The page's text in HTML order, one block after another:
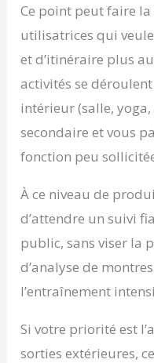
Ce point peut faire
utilisatrices qui
et d’itinéraire plus
activités se
intérieur (salle,
secondaire et vous
fonction peu
À ce niveau de
d’attendre un suivi
public, sans viser la
d’analyse de
l’entraînement
Si votre priorité est
sorties extérieures,